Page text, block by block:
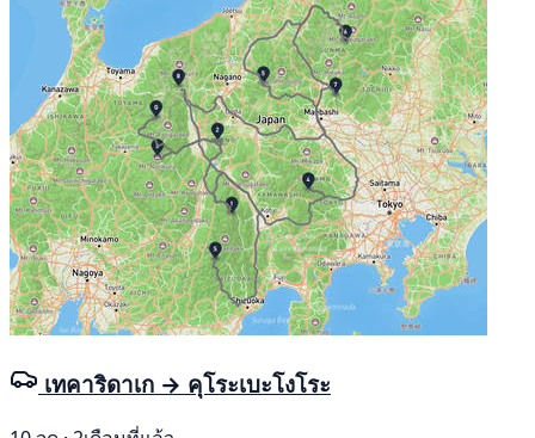
เทคาริดาเก → คุโระเบะโงโระ